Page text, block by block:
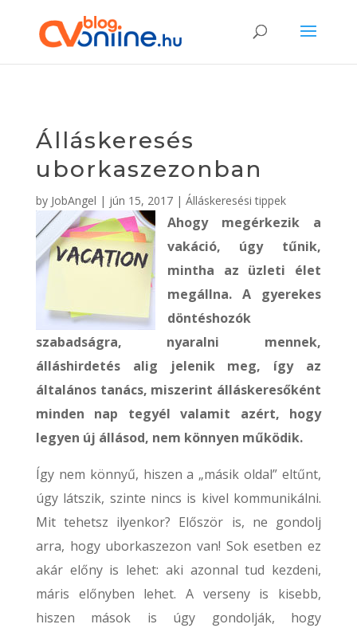
Álláskeresés
uborkaszezonban
by JobAngel | jún 15, 2017| Álláskeresési tippek
Ahogy megérkezik a
vakáció, úgy tűnik,
mintha az üzleti élet
megállna. A gyerekes
döntéshozók
szabadságra, nyaralni mennek,
álláshirdetés alig jelenik meg, így az
általános tanács, miszerint álláskeresőként
minden nap tegyél valamit azért, hogy
legyen új állásod, nem könnyen működik.
Így nem könnyű, hiszen a „másik oldal” eltűnt,
úgy látszik, szinte nincs is kivel kommunikálni.
Mit tehetsz ilyenkor? Először is, ne gondolj
arra, hogy uborkaszezon van! Sok esetben ez
akár előny is lehet: aki azonnal tud kezdeni,
máris előnyben lehet. A verseny is kisebb,
hiszen mások is úgy gondolják, hogy